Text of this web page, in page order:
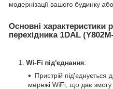
модернізації вашого будинку
Основні характеристики
перехідника 1DAL
Wi-Fi під'єднання:
Пристрій під'єднується
мережі WiFi, що дає змогу